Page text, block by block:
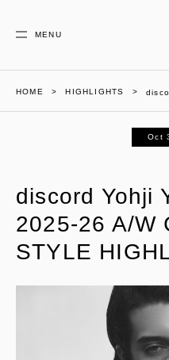
MENU
HOME HIGHLIGHTS
Oct
discord Yohji
2025-26 A/W
STYLE